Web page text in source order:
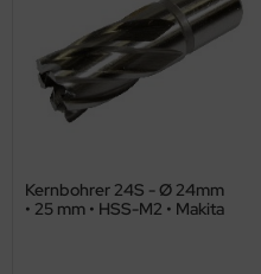
Kernbohrer 24S - Ø 24mm
• 25 mm • HSS-M2 • Makita